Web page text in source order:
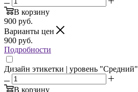
В корзину
900 руб.
Варианты цен
900 руб.
Подробности
Дизайн этикетки | уровень "Средний"
В корзину